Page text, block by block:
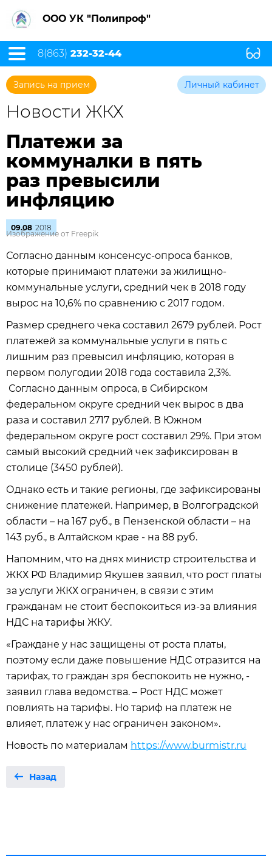
ООО УК "Полипроф"
8(863) 232-32-44
Запись на прием Личный кабинет
Новости ЖКХ
Платежи за
коммуналки в пять
раз превысили
инфляцию
09.08 2018
Изображение от Freepik
Согласно данным консенсус-опроса банков,
которые принимают платежи за жилищно-
коммунальные услуги, средний чек в 2018 году
вырос на 10,6% по сравнению с 2017 годом.
Размер среднего чека составил 2679 рублей. Рост
платежей за коммунальные услуги в пять с
лишним раз превысил инфляцию, которая в
первом полугодии 2018 года составила 2,3%.
Согласно данным опроса, в Сибирском
федеральном округе средний чек вырос в два
раза и составил 2717 рублей. В Южном
федеральном округе рост составил 29%. При этом
самый высокий средний чек зафиксирован в
столице (3450 рублей).
Однако есть и такие регионы, где зафиксированы
снижение платежей. Например, в Волгоградской
области – на 167 руб., в Пензенской области – на
143 руб., в Алтайском крае - на 88 руб.
Напомним, что на днях министр строительства и
ЖКХ РФ Владимир Якушев заявил, что рост платы
за услуги ЖКХ ограничен, в связи с этим
гражданам не стоит беспокоиться из-за влияния
НДС на тарифы ЖКУ.
«Граждане у нас защищены от роста платы,
поэтому если даже повышение НДС отразится на
тарифах, то граждан зря беспокоить не нужно, -
заявил глава ведомства. – Рост НДС может
повлиять на тарифы. Но тариф на платеж не
влияет, платеж у нас ограничен законом».
Новость по материалам https://www.burmistr.ru
Назад